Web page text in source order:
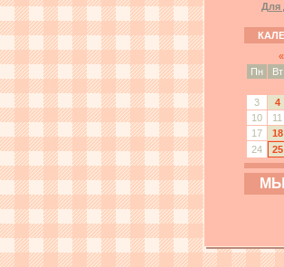
Для
«
Пн
Вт
3
4
10
11
17
18
24
25